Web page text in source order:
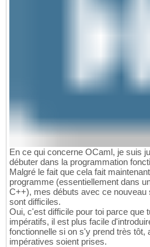
En ce qui concerne OCaml, je suis
débuter dans la programmation
Malgré le fait que cela fait
programme (essentiellement dans
C++), mes débuts avec ce nouveau
sont difficiles.
Oui, c'est difficile pour toi parce que
impératifs, il est plus facile
fonctionnelle si on s'y prend très tôt,
impératives soient prises.